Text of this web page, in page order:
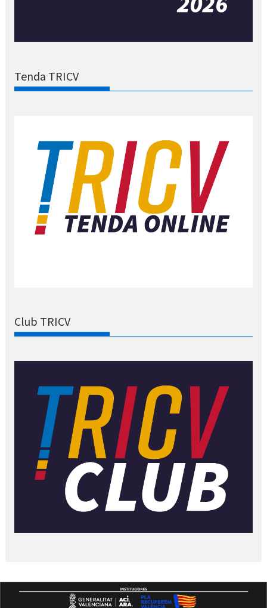
Tenda TRICV
Club TRICV